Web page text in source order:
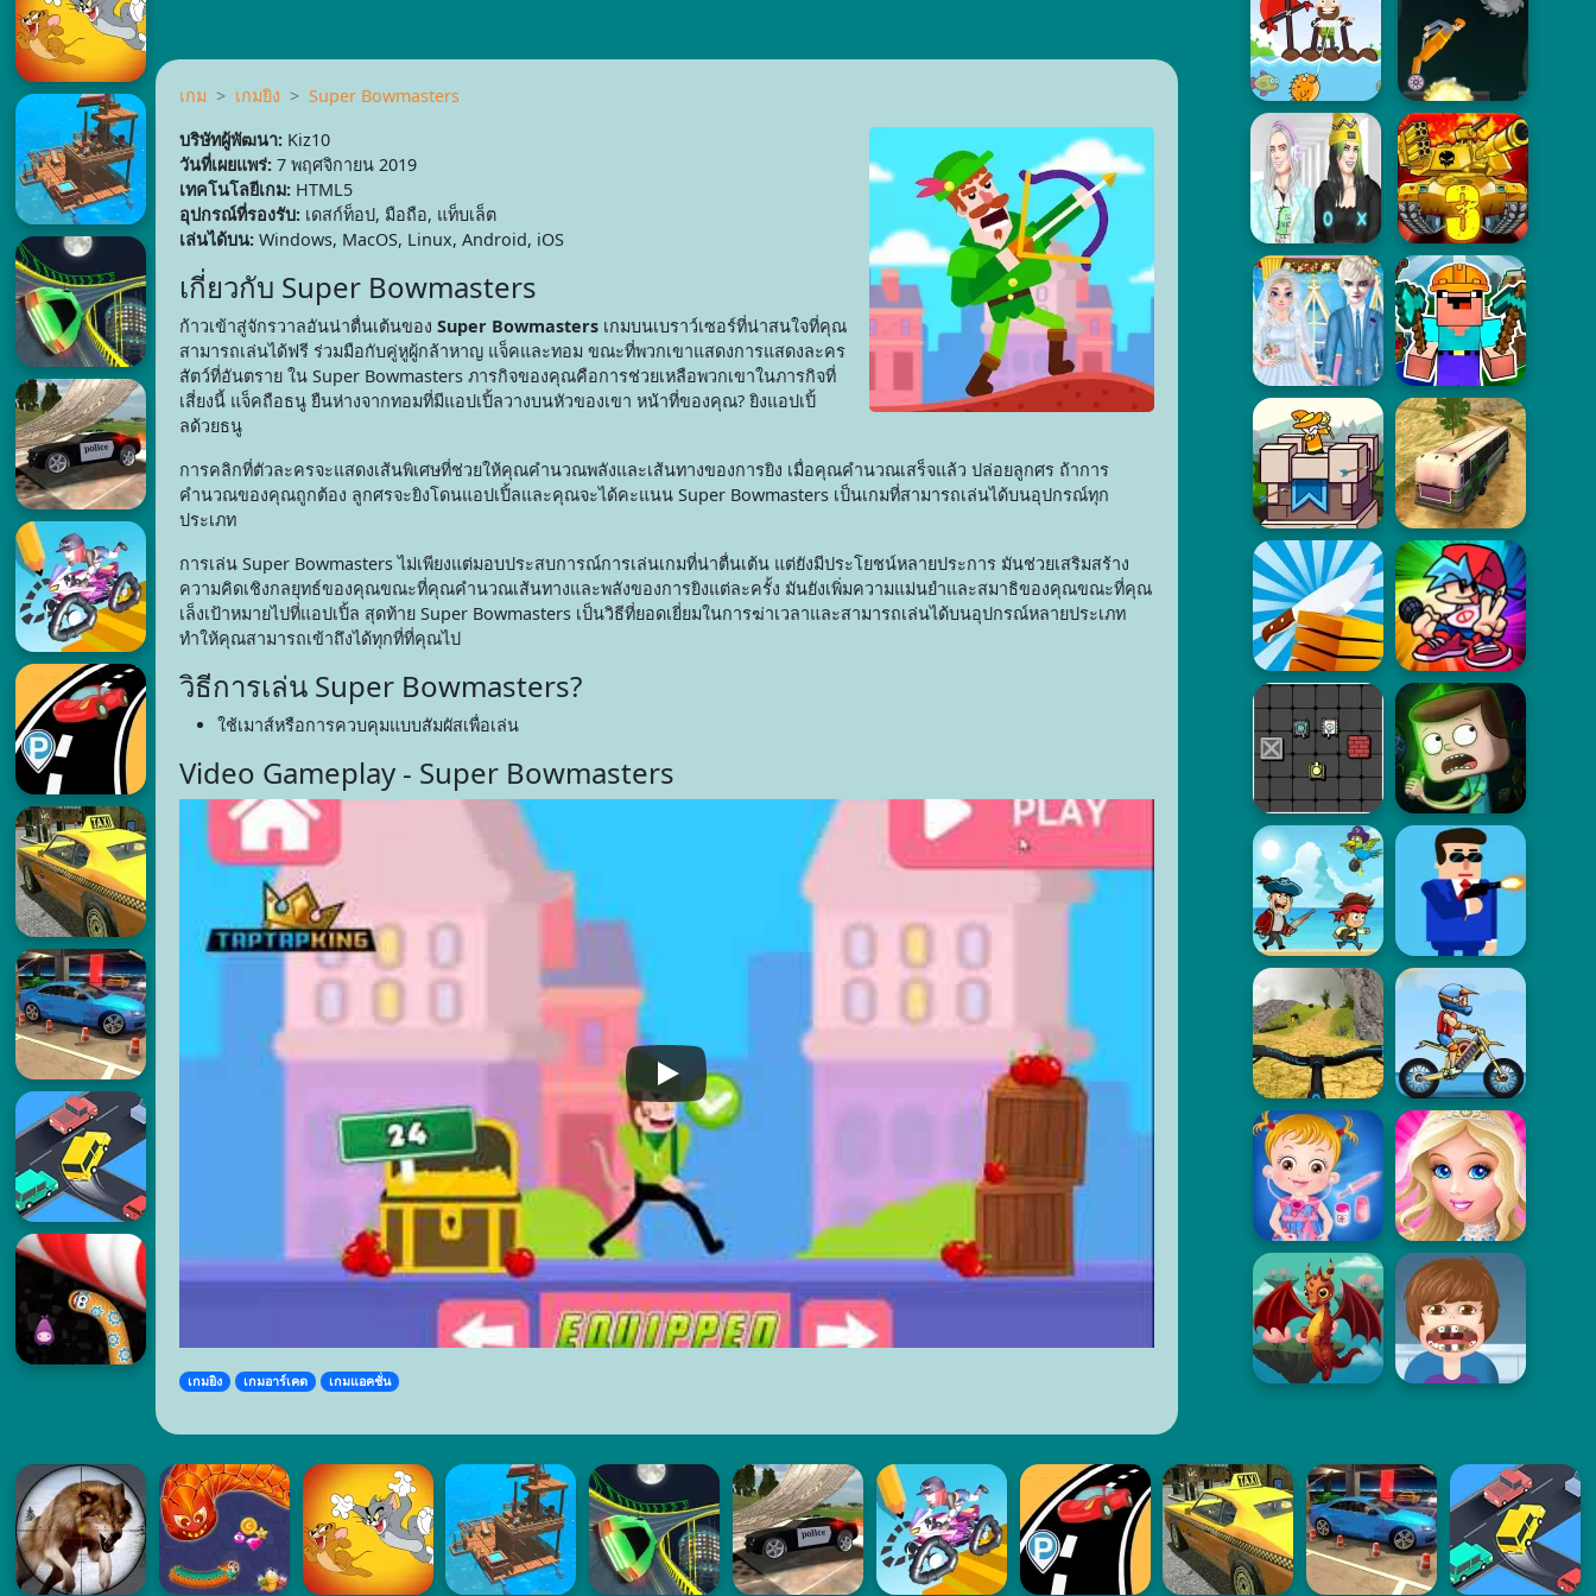
เกม เกมยิง
Super Bowmasters
บริษัทผู้พัฒนา:Kiz10
วันที่เผยแพร่:7 พฤศจิกายน 2019
เทคโนโลยีเกม:HTML5
อุปกรณ์ที่รองรับ:เดสก์ท็อป, มือถือ, แท็บเล็ต
เล่นได้บน:Windows, MacOS, Linux, Android, iOS
เกี่ยวกับ Super Bowmasters
ก้าวเข้าสู่จักรวาลอันน่าตื่นเต้นของ Super Bowmastersเกมบนเบราว์เซอร์ที่น่าสนใจที่คุณ
สามารถเล่นได้ฟรี ร่วมมือกับคู่หูผู้กล้าหาญ แจ็คและทอม ขณะที่พวกเขาแสดงการแสดงละคร
สัตว์ที่อันตราย ใน Super Bowmasters ภารกิจของคุณคือการช่วยเหลือพวกเขาในภารกิจที่
เสี่ยงนี้ แจ็คถือธนู ยืนห่างจากทอมที่มีแอปเปิ้ลวางบนหัวของเขา หน้าที่ของคุณ? ยิงแอปเปิ้
ลด้วยธนู
การคลิกที่ตัวละครจะแสดงเส้นพิเศษที่ช่วยให้คุณคำนวณพลังและเส้นทางของการยิง เมื่อคุณคำนวณเสร็จแล้ว ปล่อยลูกศร ถ้าการ
คำนวณของคุณถูกต้อง ลูกศรจะยิงโดนแอปเปิ้ลและคุณจะได้คะแนน Super Bowmasters เป็นเกมที่สามารถเล่นได้บนอุปกรณ์ทุก
ประเภท
การเล่น Super Bowmasters ไม่เพียงแต่มอบประสบการณ์การเล่นเกมที่น่าตื่นเต้น แต่ยังมีประโยชน์หลายประการ มันช่วยเสริมสร้าง
ความคิดเชิงกลยุทธ์ของคุณขณะที่คุณคำนวณเส้นทางและพลังของการยิงแต่ละครั้ง มันยังเพิ่มความแม่นยำและสมาธิของคุณขณะที่คุณ
เล็งเป้าหมายไปที่แอปเปิ้ล สุดท้าย Super Bowmasters เป็นวิธีที่ยอดเยี่ยมในการฆ่าเวลาและสามารถเล่นได้บนอุปกรณ์หลายประเภท
ทำให้คุณสามารถเข้าถึงได้ทุกที่ที่คุณไป
วิธีการเล่น Super Bowmasters?
ใช้เมาส์หรือการควบคุมแบบสัมผัสเพื่อเล่น
Video Gameplay - Super Bowmasters
เกมยิง เกมอาร์เคด เกมแอคชั่น